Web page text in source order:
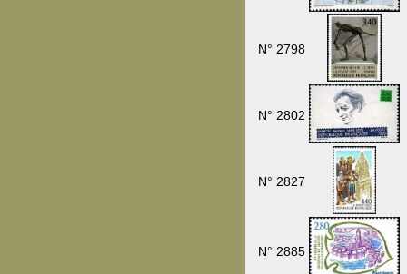
N° 2798
N° 2802
N° 2827
N° 2885